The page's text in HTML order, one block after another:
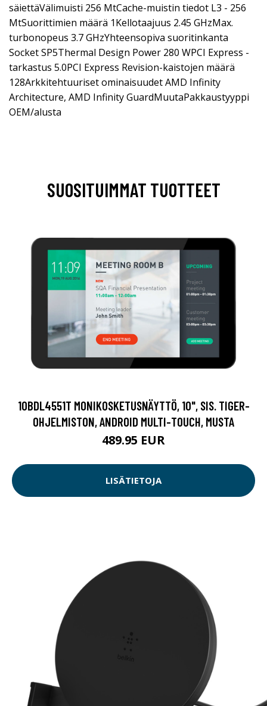
säiettäVälimuisti 256 MtCache-muistin tiedot L3 - 256
MtSuorittimien määrä 1Kellotaajuus 2.45 GHzMax.
turbonopeus 3.7 GHzYhteensopiva suoritinkanta
Socket SP5Thermal Design Power 280 WPCI Express -
tarkastus 5.0PCI Express Revision-kaistojen määrä
128Arkkitehtuuriset ominaisuudet AMD Infinity
Architecture, AMD Infinity GuardMuutaPakkaustyyppi
OEM/alusta
SUOSITUIMMAT TUOTTEET
10BDL4551T MONIKOSKETUSNÄYTTÖ, 10", SIS. TIGER-
OHJELMISTON, ANDROID MULTI-TOUCH, MUSTA
489.95 EUR
LISÄTIETOJA